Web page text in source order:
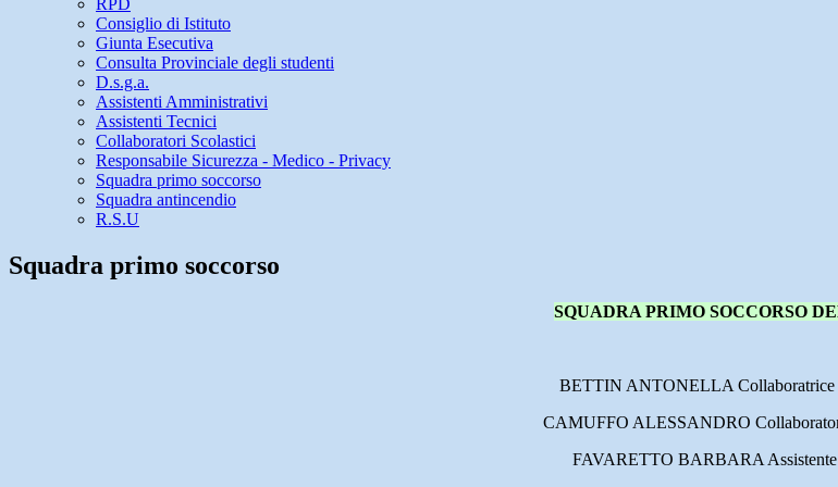
RPD
Consiglio di Istituto
Giunta Esecutiva
Consulta Provinciale degli studenti
D.s.g.a.
Assistenti Amministrativi
Assistenti Tecnici
Collaboratori Scolastici
Responsabile Sicurezza - Medico - Privacy
Squadra primo soccorso
Squadra antincendio
R.S.U
Squadra primo soccorso
SQUADRA PRIMO SOCCORSO
BETTIN ANTONELLA Collaboratrice
CAMUFFO ALESSANDRO
FAVARETTO BARBARA Assistente